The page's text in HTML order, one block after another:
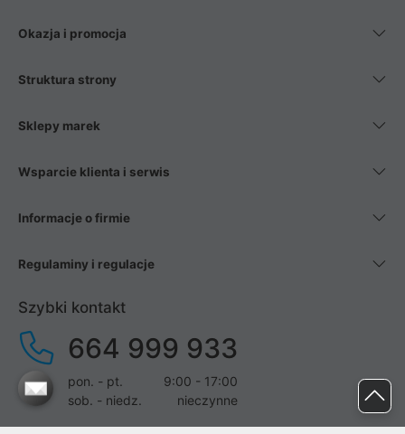
Okazja i promocja
Struktura strony
Sklepy marek
Wsparcie klienta i serwis
Informacje o firmie
Regulaminy i regulacje
Szybki kontakt
664 999 933
pon. - pt.
9:00 - 17:00
sob. - niedz.
nieczynne